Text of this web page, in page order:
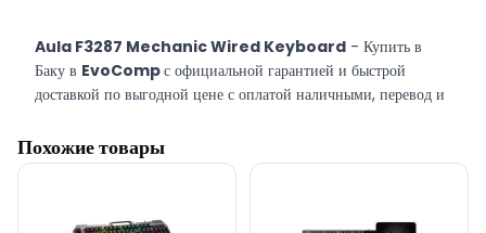
Aula F3287 Mechanic Wired Keyboard - Купить в
Баку в EvoCompс официальной гарантией и быстрой
доставкой по выгодной цене с оплатой наличными, перевод и
Похожие товары